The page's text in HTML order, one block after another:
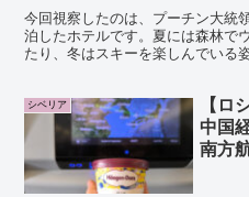
今回視察したのは、プーチン大統
泊したホテルです。夏には森林で
たり、冬はスキーを楽しんでいる
シベリア
【ロ
中国
南方